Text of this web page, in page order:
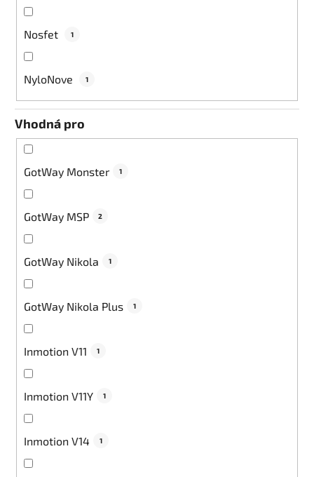
Nosfet 1
NyloNove 1
Vhodná pro
GotWay Monster 1
GotWay MSP 2
GotWay Nikola 1
GotWay Nikola Plus 1
Inmotion V11 1
Inmotion V11Y 1
Inmotion V14 1